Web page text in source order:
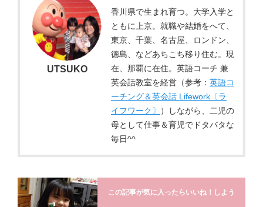
香川県で生まれ育つ。大学入学と
ともに上京。就職や結婚をへて、
東京、千葉、名古屋、ロンドン、
徳島、などあちこち移り住む。現
在、那覇に在住。英語コーチ 兼
英会話教室を経営（参考： 英語コ
ーチング＆英会話 Lifework〔ラ
イフワーク〕
）しながら、二児の
母として仕事＆育児でドタバタな
毎日^^
UTSUKO
この記事が気に入ったらいいね！しよう